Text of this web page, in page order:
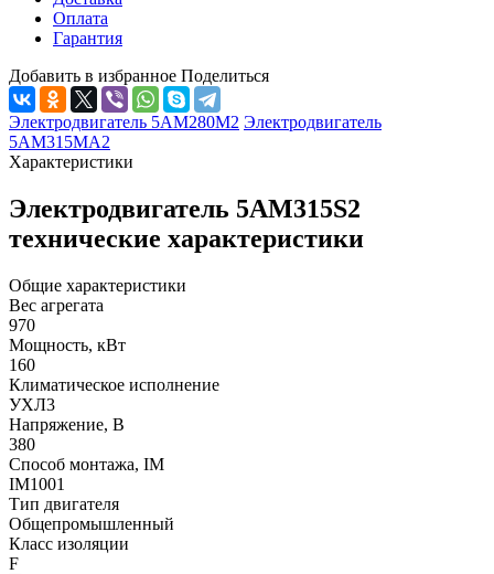
Оплата
Гарантия
Добавить в избранное Поделиться
Электродвигатель 5АМ280М2 Электродвигатель
5АМ315МА2
Характеристики
Электродвигатель 5АМ315S2
технические характеристики
Общие характеристики
Вес агрегата
970
Мощность, кВт
160
Климатическое исполнение
УХЛ3
Напряжение, В
380
Способ монтажа, IM
IM1001
Тип двигателя
Общепромышленный
Класс изоляции
F